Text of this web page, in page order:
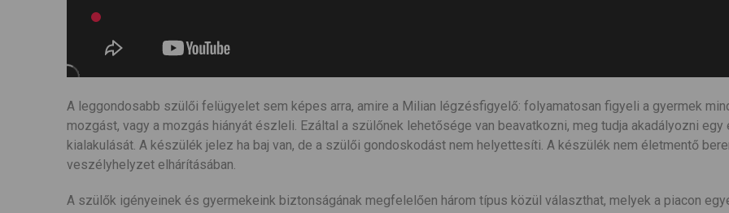
A leggondosabb szülői felügyelet sem képes arra, amire a Milian légzésfigyelő: folyamatosan figyeli a gyermek
mozgást, vagy a mozgás hiányát észleli. Ezáltal a szülőnek lehetősége van beavatkozni, meg tudja akadályozni
kialakulását. A készülék jelez ha baj van, de a szülői gondoskodást nem helyettesíti. A készülék nem életmentő
veszélyhelyzet elhárításában.
A szülők igényeinek és gyermekeink biztonságának megfelelően három típus közül választhat, melyek a piacon